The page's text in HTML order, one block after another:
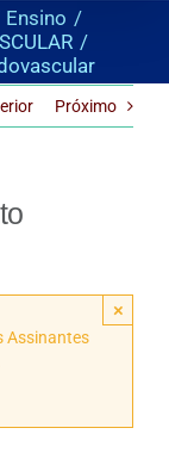
Ensino
Próximo
Assinantes
×